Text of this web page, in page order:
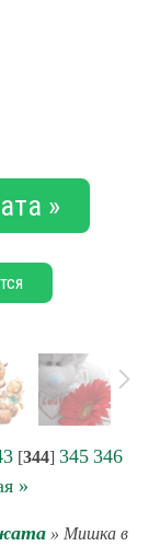
»
[344] 345 346
»
» Мишка в